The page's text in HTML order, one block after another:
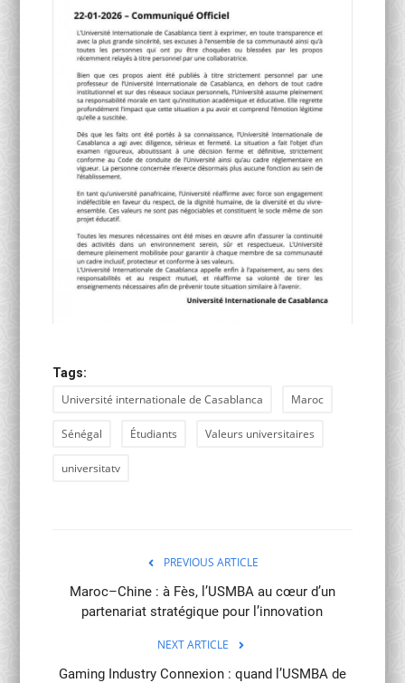
Tags:
Université internationale de Casablanca Maroc
Sénégal Étudiants Valeurs universitaires
universitatv
PREVIOUS ARTICLE
Maroc–Chine : à Fès, l’USMBA au cœur d’un
partenariat stratégique pour l’innovation
NEXT ARTICLE
Gaming Industry Connexion : quand l’USMBA de